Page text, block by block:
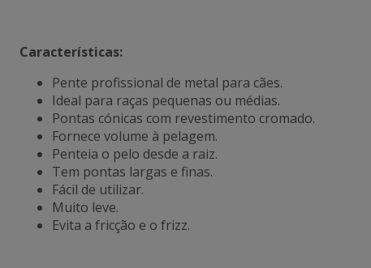
Características:
Pente profissional de metal para cães.
Ideal para raças pequenas ou médias.
Pontas cónicas com revestimento cromado.
Fornece volume à pelagem.
Penteia o pelo desde a raiz.
Tem pontas largas e finas.
Fácil de utilizar.
Muito leve.
Evita a fricção e o frizz.